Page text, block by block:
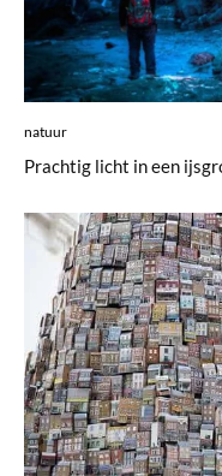
natuur
Prachtig licht in een